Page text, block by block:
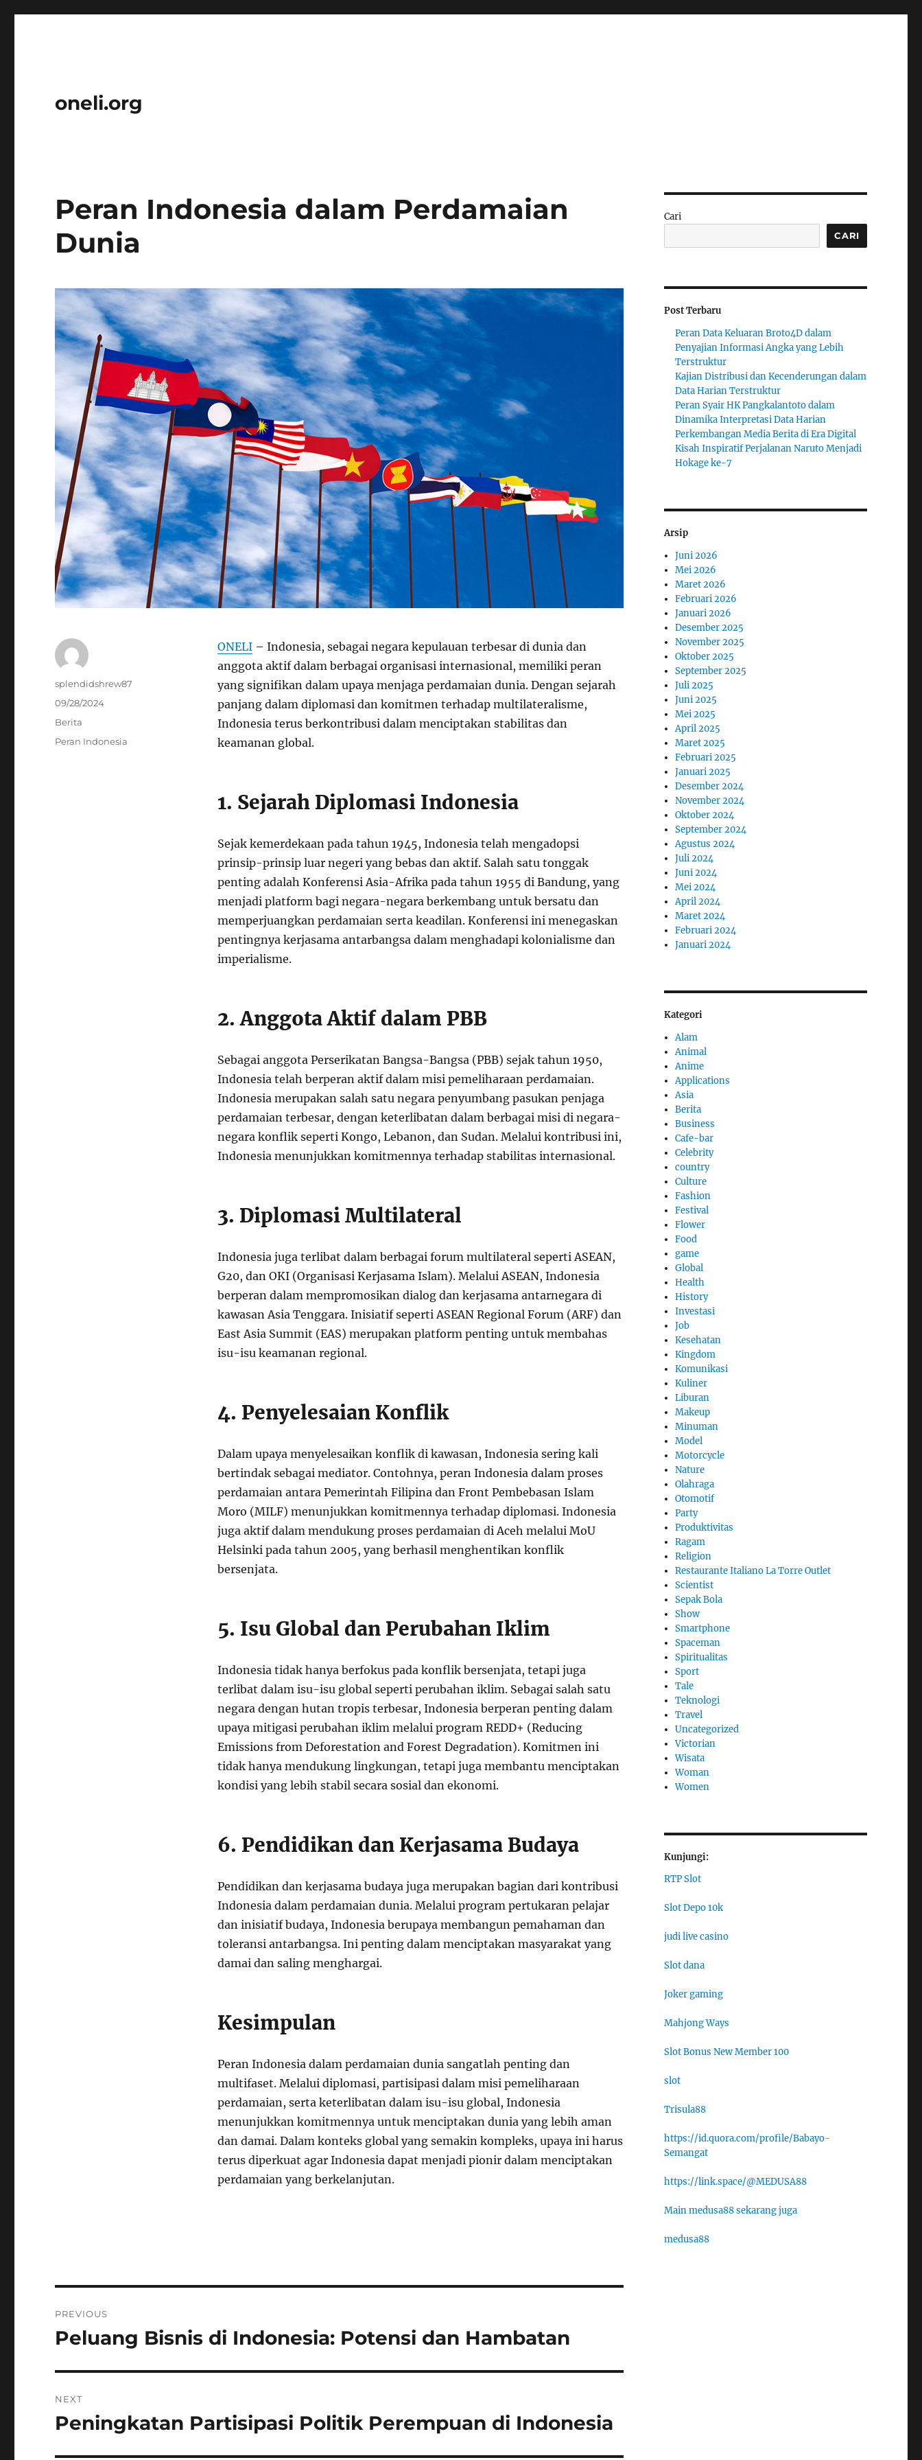
oneli.org
Peran Indonesia dalam Perdamaian
Dunia
ONELI– Indonesia, sebagai negara kepulauan terbesar di dunia dan
anggota aktif dalam berbagai organisasi internasional, memiliki peran
yang signifikan dalam upaya menjaga perdamaian dunia. Dengan sejarah
panjang dalam diplomasi dan komitmen terhadap multilateralisme,
Indonesia terus berkontribusi dalam menciptakan stabilitas dan
keamanan global.
1. Sejarah Diplomasi Indonesia
Sejak kemerdekaan pada tahun 1945, Indonesia telah mengadopsi
prinsip-prinsip luar negeri yang bebas dan aktif. Salah satu tonggak
penting adalah Konferensi Asia-Afrika pada tahun 1955 di Bandung, yang
menjadi platform bagi negara-negara berkembang untuk bersatu dan
memperjuangkan perdamaian serta keadilan. Konferensi ini menegaskan
pentingnya kerjasama antarbangsa dalam menghadapi kolonialisme dan
imperialisme.
2. Anggota Aktif dalam PBB
Sebagai anggota Perserikatan Bangsa-Bangsa (PBB) sejak tahun 1950,
Indonesia telah berperan aktif dalam misi pemeliharaan perdamaian.
Indonesia merupakan salah satu negara penyumbang pasukan penjaga
perdamaian terbesar, dengan keterlibatan dalam berbagai misi di negara-
negara konflik seperti Kongo, Lebanon, dan Sudan. Melalui kontribusi ini,
Indonesia menunjukkan komitmennya terhadap stabilitas internasional.
3. Diplomasi Multilateral
Indonesia juga terlibat dalam berbagai forum multilateral seperti ASEAN,
G20, dan OKI (Organisasi Kerjasama Islam). Melalui ASEAN, Indonesia
berperan dalam mempromosikan dialog dan kerjasama antarnegara di
kawasan Asia Tenggara. Inisiatif seperti ASEAN Regional Forum (ARF) dan
East Asia Summit (EAS) merupakan platform penting untuk membahas
isu-isu keamanan regional.
4. Penyelesaian Konflik
Dalam upaya menyelesaikan konflik di kawasan, Indonesia sering kali
bertindak sebagai mediator. Contohnya, peran Indonesia dalam proses
perdamaian antara Pemerintah Filipina dan Front Pembebasan Islam
Moro (MILF) menunjukkan komitmennya terhadap diplomasi. Indonesia
juga aktif dalam mendukung proses perdamaian di Aceh melalui MoU
Helsinki pada tahun 2005, yang berhasil menghentikan konflik
bersenjata.
5. Isu Global dan Perubahan Iklim
Indonesia tidak hanya berfokus pada konflik bersenjata, tetapi juga
terlibat dalam isu-isu global seperti perubahan iklim. Sebagai salah satu
negara dengan hutan tropis terbesar, Indonesia berperan penting dalam
upaya mitigasi perubahan iklim melalui program REDD+ (Reducing
Emissions from Deforestation and Forest Degradation). Komitmen ini
tidak hanya mendukung lingkungan, tetapi juga membantu menciptakan
kondisi yang lebih stabil secara sosial dan ekonomi.
6. Pendidikan dan Kerjasama Budaya
Pendidikan dan kerjasama budaya juga merupakan bagian dari kontribusi
Indonesia dalam perdamaian dunia. Melalui program pertukaran pelajar
dan inisiatif budaya, Indonesia berupaya membangun pemahaman dan
toleransi antarbangsa. Ini penting dalam menciptakan masyarakat yang
damai dan saling menghargai.
Kesimpulan
Peran Indonesia dalam perdamaian dunia sangatlah penting dan
multifaset. Melalui diplomasi, partisipasi dalam misi pemeliharaan
perdamaian, serta keterlibatan dalam isu-isu global, Indonesia
menunjukkan komitmennya untuk menciptakan dunia yang lebih aman
dan damai. Dalam konteks global yang semakin kompleks, upaya ini harus
terus diperkuat agar Indonesia dapat menjadi pionir dalam menciptakan
perdamaian yang berkelanjutan.
Author
splendidshrew87
Posted
on
09/28/2024
Categories
Berita
Tags
Peran Indonesia
pos
PREVIOUS
Previous
Peluang Bisnis di Indonesia: Potensi dan Hambatan
NEXT
Next
Peningkatan Partisipasi Politik Perempuan di Indonesia
Cari
CARI
Post Terbaru
Peran Data Keluaran Broto4D dalam
Penyajian Informasi Angka yang Lebih
Terstruktur
Kajian Distribusi dan Kecenderungan dalam
Data Harian Terstruktur
Peran Syair HK Pangkalantoto dalam
Dinamika Interpretasi Data Harian
Perkembangan Media Berita di Era Digital
Kisah Inspiratif Perjalanan Naruto Menjadi
Hokage ke-7
Arsip
Juni 2026
Mei 2026
Maret 2026
Februari 2026
Januari 2026
Desember 2025
November 2025
Oktober 2025
September 2025
Juli 2025
Juni 2025
Mei 2025
April 2025
Maret 2025
Februari 2025
Januari 2025
Desember 2024
November 2024
Oktober 2024
September 2024
Agustus 2024
Juli 2024
Juni 2024
Mei 2024
April 2024
Maret 2024
Februari 2024
Januari 2024
Kategori
Alam
Animal
Anime
Applications
Asia
Berita
Business
Cafe-bar
Celebrity
country
Culture
Fashion
Festival
Flower
Food
game
Global
Health
History
Investasi
Job
Kesehatan
Kingdom
Komunikasi
Kuliner
Liburan
Makeup
Minuman
Model
Motorcycle
Nature
Olahraga
Otomotif
Party
Produktivitas
Ragam
Religion
Restaurante Italiano La Torre Outlet
Scientist
Sepak Bola
Show
Smartphone
Spaceman
Spiritualitas
Sport
Tale
Teknologi
Travel
Uncategorized
Victorian
Wisata
Woman
Women
Kunjungi:
RTP Slot
Slot Depo 10k
judi live casino
Slot dana
Joker gaming
Mahjong Ways
Slot Bonus New Member 100
slot
Trisula88
https://id.quora.com/profile/Babayo-
Semangat
https://link.space/@MEDUSA88
Main medusa88 sekarang juga
medusa88